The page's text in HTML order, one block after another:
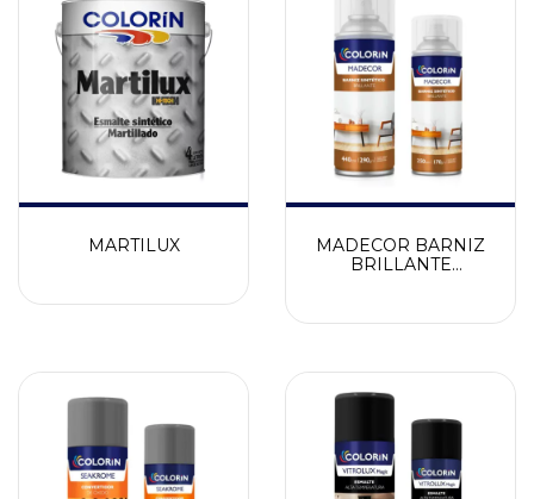
MARTILUX
MADECOR BARNIZ
BRILLANTE